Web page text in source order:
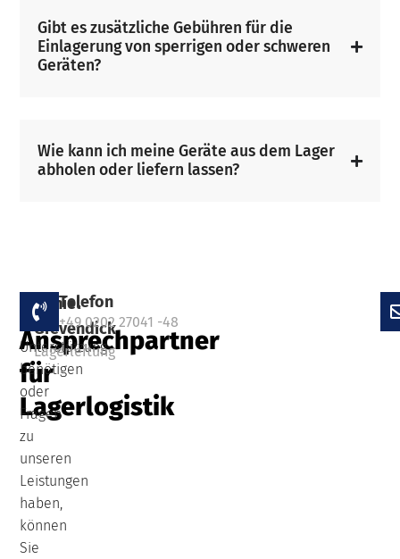
Gibt es zusätzliche Gebühren für die
Einlagerung von sperrigen oder schweren
Geräten?
Wie kann ich meine Geräte aus dem Lager
abholen oder liefern lassen?
Ihr
Ansprechpartner
für
Lagerlogistik
Falls
Sie
Unterstützung
benötigen
oder
Fragen
zu
unseren
Leistungen
haben,
können
Sie
Daniel
Grevendick
Lagerleitung
Telefon
+49 0202 27041 -48